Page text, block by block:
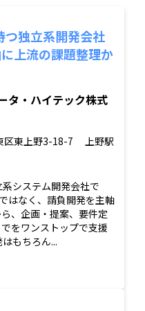
独立系開発会社
上流の課題整理か
タ・ハイテック株式
区東上野3-18-7 上野駅
システム開発会社で
はなく、請負開発を主軸
、企画・提案、要件定
をワンストップで支援
もちろん...